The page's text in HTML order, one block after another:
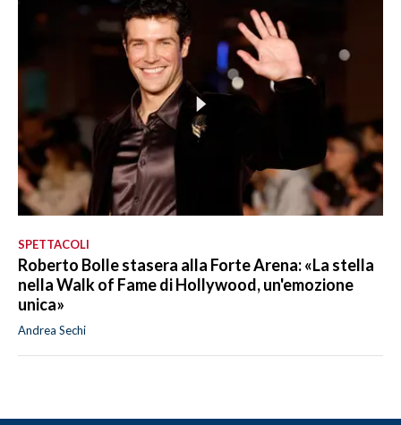
SPETTACOLI
Roberto Bolle stasera alla Forte Arena: «La stella
nella Walk of Fame di Hollywood, un'emozione
unica»
Andrea Sechi